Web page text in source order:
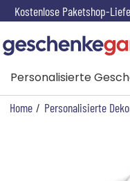
Kostenlose Paketshop-
Personalisierte
Home / Personalisierte